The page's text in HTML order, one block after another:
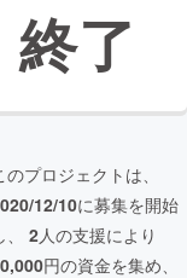
終了
のプロジェクトは、
12/10に募集を開始
、 2人の支援により
円の資金を集め、